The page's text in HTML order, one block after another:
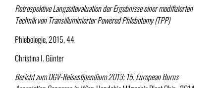
Retrospektive Langzeitevaluation der Ergebnisse einer modifizierten
Technik von Transilluminierter Powered Phlebotomy (TPP)
Phlebologie, 2015, 44
Christina I. Günter
Bericht zum DGV-Reisestipendium 2013; 15.European Burns